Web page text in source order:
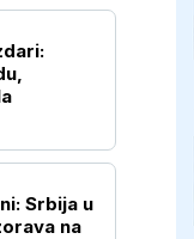
Srbija u
na